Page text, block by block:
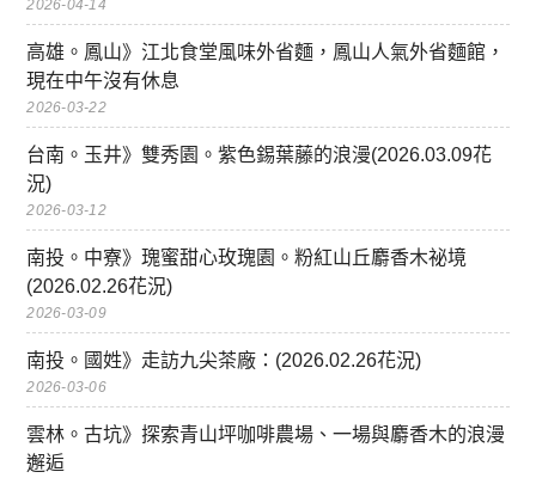
2026-04-14
高雄。鳳山》江北食堂風味外省麵，鳳山人氣外省麵館，
現在中午沒有休息
2026-03-22
台南。玉井》雙秀園。紫色錫葉藤的浪漫(2026.03.09花
況)
2026-03-12
南投。中寮》瑰蜜甜心玫瑰園。粉紅山丘麝香木祕境
(2026.02.26花況)
2026-03-09
南投。國姓》走訪九尖茶廠：(2026.02.26花況)
2026-03-06
雲林。古坑》探索青山坪咖啡農場、一場與麝香木的浪漫
邂逅